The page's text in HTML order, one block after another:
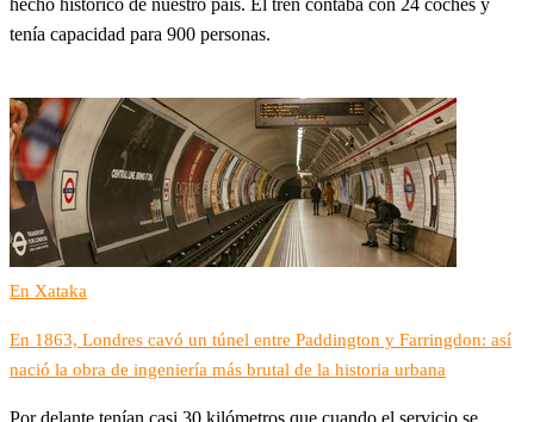
hecho histórico de nuestro país. El tren contaba con 24 coches y
tenía capacidad para 900 personas.
En Xataka
En 1863, Londres cavó un túnel entre Paddington y Farringdon: así
nació la obra de ingeniería más brutal de la historia urbana
Por delante tenían casi 30 kilómetros que cuando el servicio se